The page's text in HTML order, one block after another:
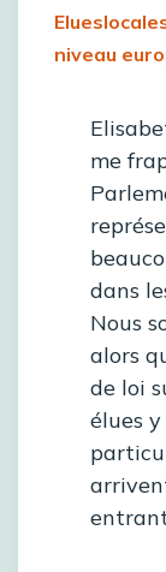
niveau
me
dans
Nous
alors
de loi
élues